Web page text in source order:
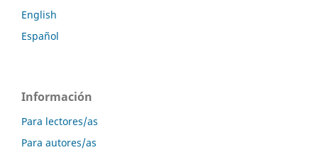
English
Español
Información
Para lectores/as
Para autores/as